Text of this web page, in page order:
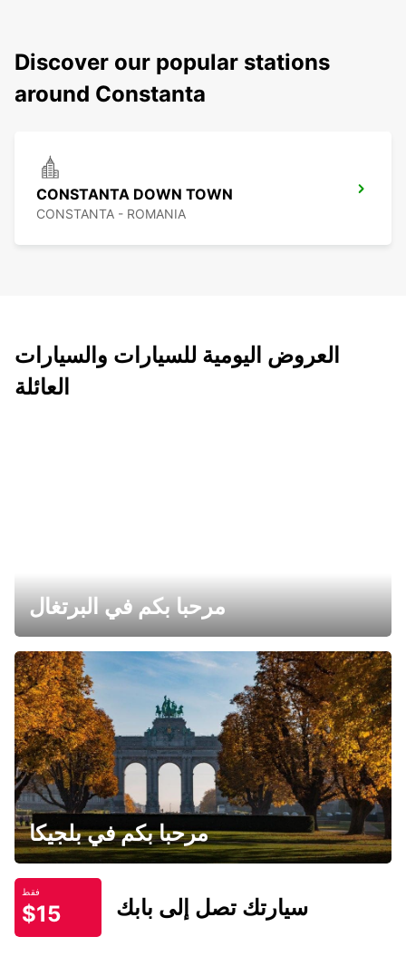
Discover our popular stations
around Constanta
CONSTANTA DOWN TOWN
CONSTANTA - ROMANIA
العروض اليومية للسيارات والسيارات
العائلة
مرحبا بكم في البرتغال
مرحبا بكم في بلجيكا
فقط
$15 سيارتك تصل إلى بابك